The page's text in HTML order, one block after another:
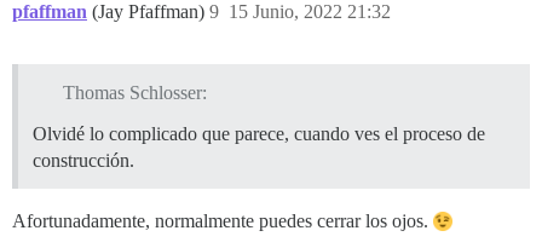
pfaffman (Jay Pfaffman) 15 Junio, 2022 21:32
9
Thomas Schlosser:
Olvidé lo complicado que parece, cuando ves el proceso de
construcción.
Afortunadamente, normalmente puedes cerrar los ojos.